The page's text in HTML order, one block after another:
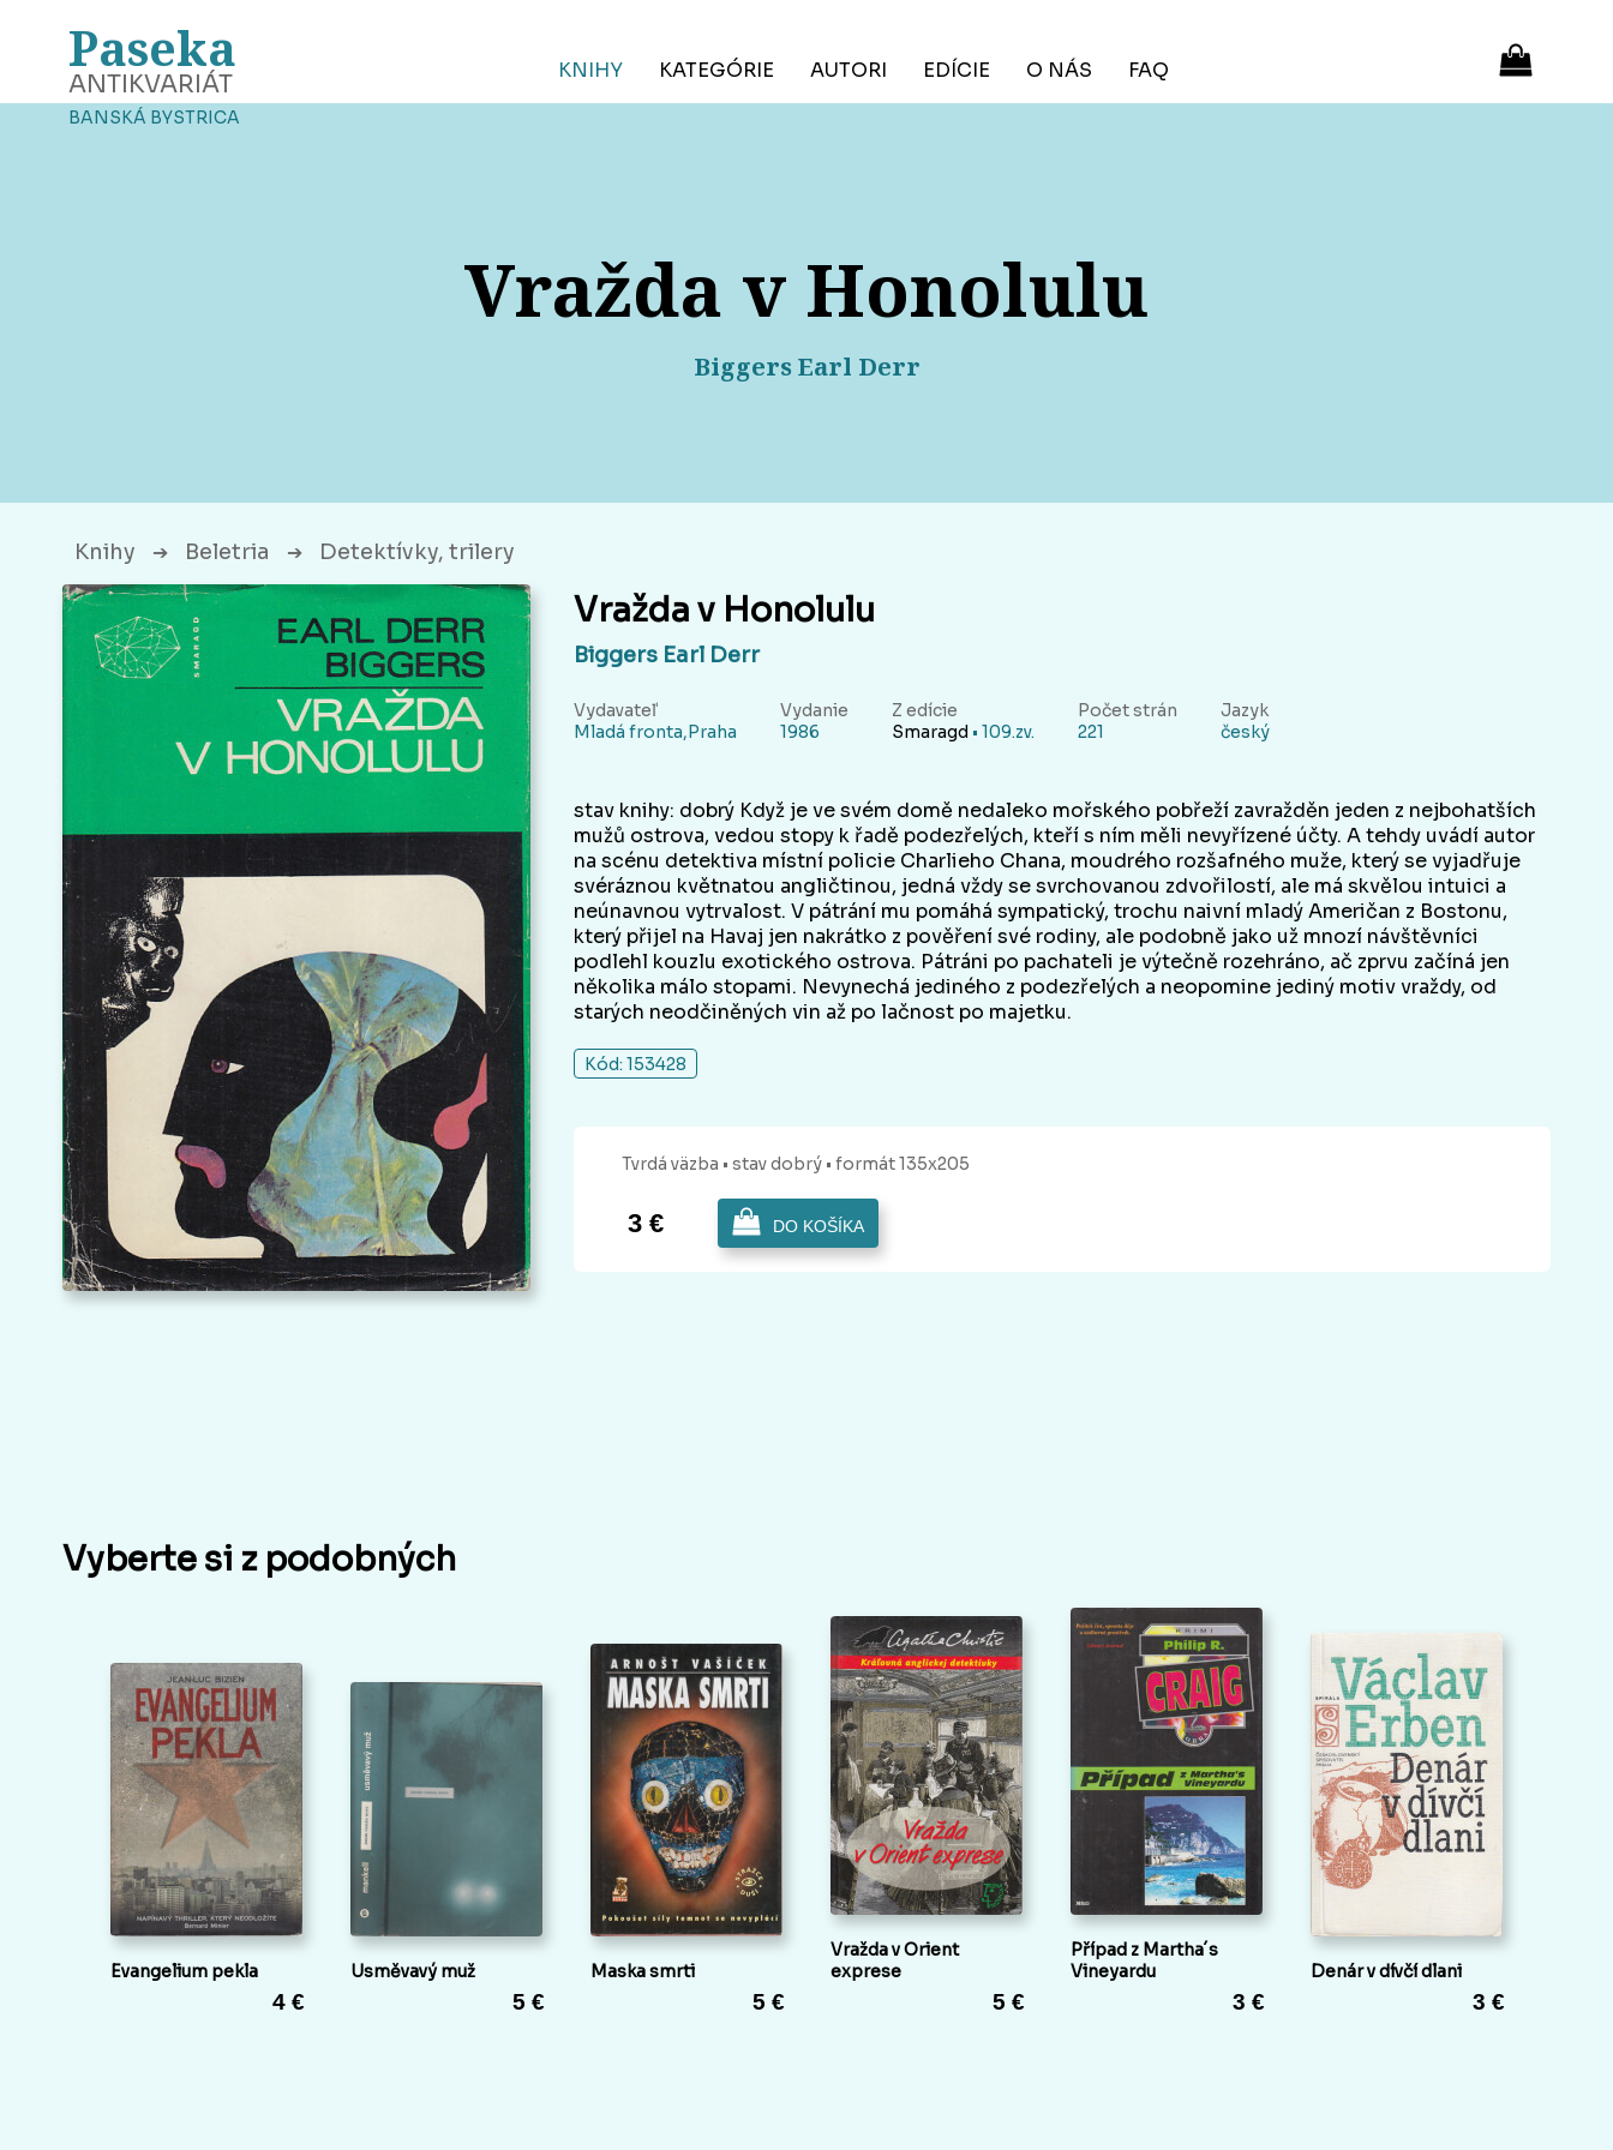
Paseka
ANTIKVARIÁT
BANSKÁ BYSTRICA
KNIHY KATEGÓRIE AUTORI EDÍCIE O NÁS FAQ
Vražda v Honolulu
Biggers Earl Derr
Knihy ➔ Beletria ➔ Detektívky, trilery
Vražda v Honolulu
Biggers Earl Derr
Vydavateľ
Mladá fronta,Praha
Vydanie
1986
Z edície
Smaragd • 109.zv.
Počet strán
221
Jazyk
český
stav knihy: dobrý Když je ve svém domě nedaleko mořského pobřeží zavražděn jeden z nejbohatších
mužů ostrova, vedou stopy k řadě podezřelých, kteří s ním měli nevyřízené účty. A tehdy uvádí autor
na scénu detektiva místní policie Charlieho Chana, moudrého rozšafného muže, který se vyjadřuje
svéráznou květnatou angličtinou, jedná vždy se svrchovanou zdvořilostí, ale má skvělou intuici a
neúnavnou vytrvalost. V pátrání mu pomáhá sympatický, trochu naivní mladý Američan z Bostonu,
který přijel na Havaj jen nakrátko z pověření své rodiny, ale podobně jako už mnozí návštěvníci
podlehl kouzlu exotického ostrova. Pátráni po pachateli je výtečně rozehráno, ač zprvu začíná jen
několika málo stopami. Nevynechá jediného z podezřelých a neopomine jediný motiv vraždy, od
starých neodčiněných vin až po lačnost po majetku.
Kód: 153428
Tvrdá väzba • stav dobrý • formát 135x205
3 € DO KOŠÍKA
Vyberte si z podobných
Evangelium pekla
4 €
Usměvavý muž
5 €
Maska smrti
5 €
Vražda v Orient
exprese
5 €
Případ z Martha´s
Vineyardu
3 €
Denár v dívčí dlani
3 €